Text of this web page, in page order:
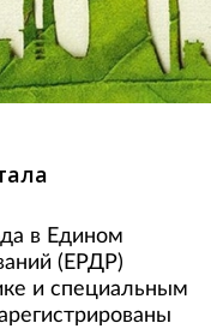
в Едином
(ЕРДР)
и специальным